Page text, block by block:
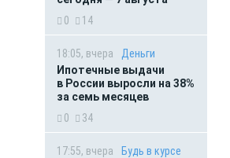
0
14
18:05, вчера
Деньги
Ипотечные выдачи
в России выросли на 38%
за семь месяцев
0
34
17:55, вчера
Будь в курсе